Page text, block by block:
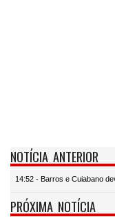
NOTÍCIA ANTERIOR
14:52 - Barros e Cuiabano
PRÓXIMA NOTÍCIA